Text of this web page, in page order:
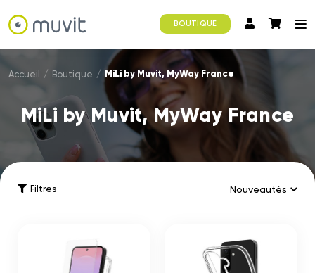
BOUTIQUE
Accueil / Boutique / MiLi by Muvit, MyWay France
MiLi by Muvit, MyWay France
Filtres